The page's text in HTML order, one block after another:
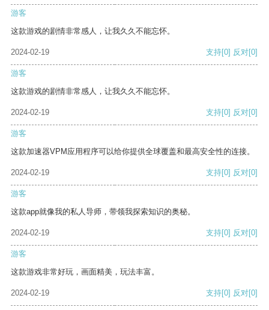
游客
这款游戏的剧情非常感人，让我久久不能忘怀。
2024-02-19 支持[0] 反对[0]
游客
这款游戏的剧情非常感人，让我久久不能忘怀。
2024-02-19 支持[0] 反对[0]
游客
这款加速器VPM应用程序可以给你提供全球覆盖和最高安全性的连接。
2024-02-19 支持[0] 反对[0]
游客
这款app就像我的私人导师，带领我探索知识的奥秘。
2024-02-19 支持[0] 反对[0]
游客
这款游戏非常好玩，画面精美，玩法丰富。
2024-02-19 支持[0] 反对[0]